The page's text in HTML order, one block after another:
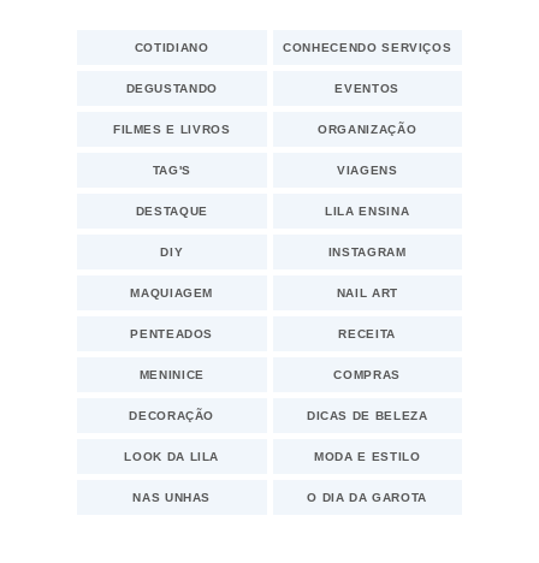
COTIDIANO CONHECENDO SERVIÇOS
DEGUSTANDO EVENTOS
FILMES E LIVROS ORGANIZAÇÃO
TAG'S VIAGENS
DESTAQUE LILA ENSINA
DIY INSTAGRAM
MAQUIAGEM NAIL ART
PENTEADOS RECEITA
MENINICE COMPRAS
DECORAÇÃO DICAS DE BELEZA
LOOK DA LILA MODA E ESTILO
NAS UNHAS O DIA DA GAROTA